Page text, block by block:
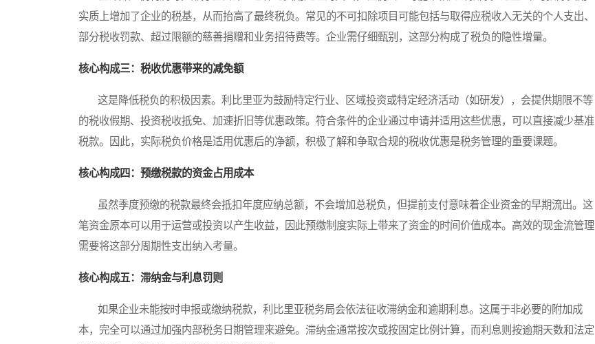
实质上增加了企业的税基，从而抬高了最终税负。常见的不可扣除项目可能包括与取得应税收入无关的个人支出、
部分税收罚款、超过限额的慈善捐赠和业务招待费等。企业需仔细甄别，这部分构成了税负的隐性增量。
核心构成三：税收优惠带来的减免额
这是降低税负的积极因素。利比里亚为鼓励特定行业、区域投资或特定经济活动（如研发），会提供期限不等
的税收假期、投资税收抵免、加速折旧等优惠政策。符合条件的企业通过申请并适用这些优惠，可以直接减少基准
税款。因此，实际税负价格是适用优惠后的净额，积极了解和争取合规的税收优惠是税务管理的重要课题。
核心构成四：预缴税款的资金占用成本
虽然季度预缴的税款最终会抵扣年度应纳总额，不会增加总税负，但提前支付意味着企业资金的早期流出。这
笔资金原本可以用于运营或投资以产生收益，因此预缴制度实际上带来了资金的时间价值成本。高效的现金流管理
需要将这部分周期性支出纳入考量。
核心构成五：滞纳金与利息罚则
如果企业未能按时申报或缴纳税款，利比里亚税务局会依法征收滞纳金和逾期利息。这属于非必要的附加成
本，完全可以通过加强内部税务日期管理来避免。滞纳金通常按次或按固定比例计算，而利息则按逾期天数和法定